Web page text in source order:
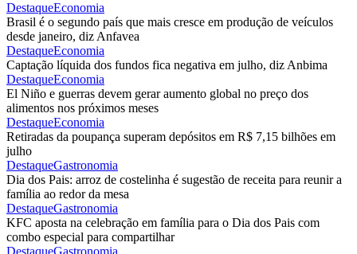
DestaqueEconomia
Brasil é o segundo país que mais cresce em produção de veículos
desde janeiro, diz Anfavea
DestaqueEconomia
Captação líquida dos fundos fica negativa em julho, diz Anbima
DestaqueEconomia
El Niño e guerras devem gerar aumento global no preço dos
alimentos nos próximos meses
DestaqueEconomia
Retiradas da poupança superam depósitos em R$ 7,15 bilhões em
julho
DestaqueGastronomia
Dia dos Pais: arroz de costelinha é sugestão de receita para reunir a
família ao redor da mesa
DestaqueGastronomia
KFC aposta na celebração em família para o Dia dos Pais com
combo especial para compartilhar